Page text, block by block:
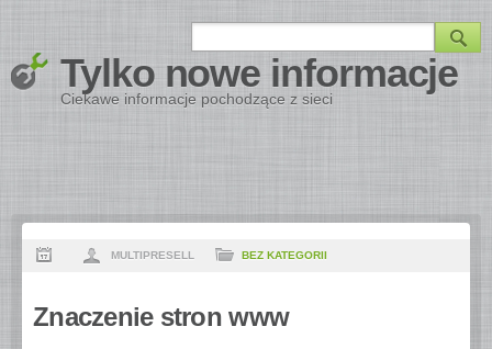
Tylko nowe informacje
Ciekawe informacje pochodzące z sieci
MULTIPRESELL BEZ KATEGORII
Znaczenie stron www